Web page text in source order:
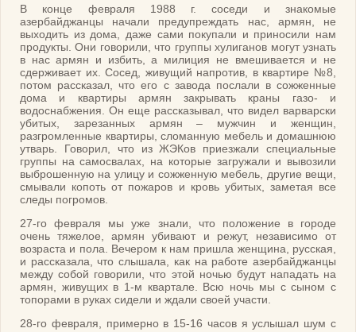
В конце февраля 1988 г. соседи и знакомые
азербайджанцы начали предупреждать нас, армян, не
выходить из дома, даже сами покупали и приносили нам
продукты. Они говорили, что группы хулиганов могут узнать
в нас армян и избить, а милиция не вмешивается и не
сдерживает их. Сосед, живущий напротив, в квартире №8,
потом рассказал, что его с завода послали в сожженные
дома и квартиры армян закрывать краны газо- и
водоснабжения. Он еще рассказывал, что видел варварски
убитых, зарезанных армян – мужчин и женщин,
разгромленные квартиры, сломанную мебель и домашнюю
утварь. Говорил, что из ЖЭКов приезжали специальные
группы на самосвалах, на которые загружали и вывозили
выброшенную на улицу и сожженную мебель, другие вещи,
смывали копоть от пожаров и кровь убитых, заметая все
следы погромов.
27-го февраля мы уже знали, что положение в городе
очень тяжелое, армян убивают и режут, независимо от
возраста и пола. Вечером к нам пришла женщина, русская,
и рассказала, что слышала, как на работе азербайджанцы
между собой говорили, что этой ночью будут нападать на
армян, живущих в 1-м квартале. Всю ночь мы с сыном с
топорами в руках сидели и ждали своей участи.
28-го февраля, примерно в 15-16 часов я услышал шум с